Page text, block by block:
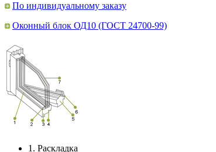
По индивидуальному заказу
Оконный блок ОД10 (ГОСТ 24700-99)
1. Раскладка